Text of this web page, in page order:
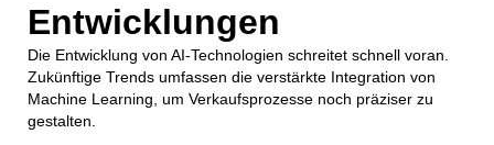
Entwicklungen
Die Entwicklung von AI-Technologien schreitet schnell voran.
Zukünftige Trends umfassen die verstärkte Integration von
Machine Learning, um Verkaufsprozesse noch präziser zu
gestalten.